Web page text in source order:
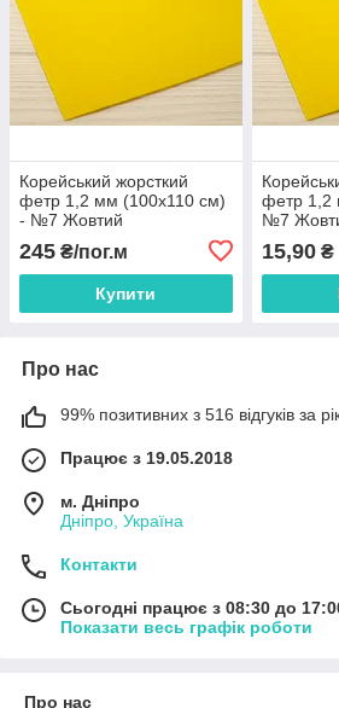
Корейський жорсткий
фетр 1,2 мм (100х110 см)
- №7 Жовтий
245 ₴/пог.м
Купити
фетр 1,2
№7
15,90₴
Про нас
99% позитивних з 516 відгуків за
Працює з 19.05.2018
м. Дніпро
Дніпро, Україна
Контакти
Сьогодні працює з 08:30 до
Показати весь графік роботи
Про нас